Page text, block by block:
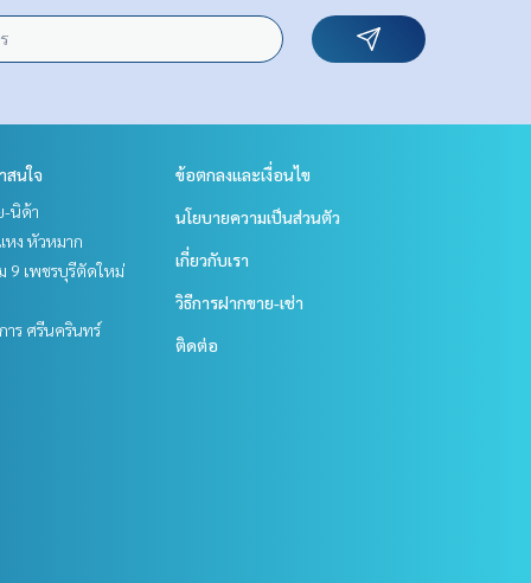
สนใจ
-นิด้า
หง หัวหมาก
9 เพชรบุรีตัดใหม่
ร ศรีนครินทร์
ข้อตกลงและเงื่อนไข
นโยบายความเป็นส่วนตัว
เกี่ยวกับเรา
วิธีการฝากขาย-เช่า
ติดต่อ